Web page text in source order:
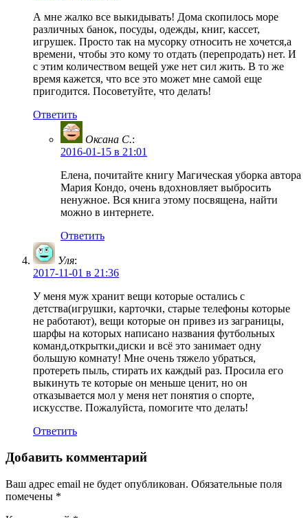
А мне жалко все выкидывать! Дома скопилось море
различных банок, посуды, одежды, книг, кассет,
игрушек. Просто так на мусорку относить не хочется,а
времени, чтобы это кому то отдать (перепродать) нет. И
с этим количеством вещей уже нет сил жить. В то же
время кажется, что все это может мне самой еще
пригодится. Посоветуйте, что делать!
Ответить
Оксана С.:
2016-01-15 в 21:01
Елена, почитайте книгу Магическая уборка автора
Мария Кондо, очень вдохновляет выбросить
ненужное. Вся книга этому посвящена, найти
можно в интернете.
Ответить
Уля:
2017-11-01 в 21:36
У меня муж хранит вещи которые остались с
детства(игрушки, карточки, старые телефоны которые
не работают), вещи которые он привез из заграницы,
шарфы на которых написано названия футбольных
команд,открытки,диски и всё это занимает одну
большую комнату! Мне очень тяжело убраться,
протереть пыль, стирать их каждый раз. Просила его
выкинуть те которые он меньше ценит, но он
отказывается мол у меня нет понятия о спорте,
искусстве. Пожалуйста, помогите что делать!
Ответить
Добавить комментарий
Ваш адрес email не будет опубликован. Обязательные поля
помечены *